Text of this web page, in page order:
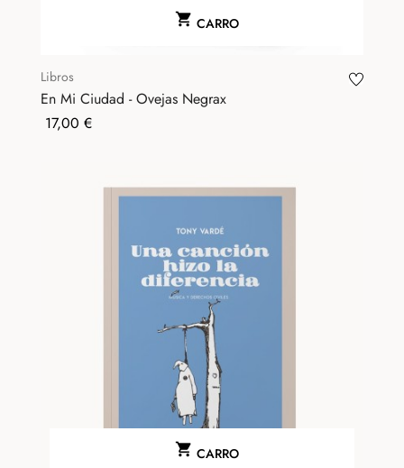
 CARRO
Libros
En Mi Ciudad - Ovejas Negrax
Precio
17,00 €
 CARRO